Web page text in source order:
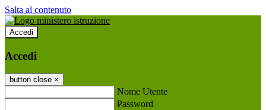
Salta al contenuto
Accedi
Accedi
button close ×
Nome Utente
Password